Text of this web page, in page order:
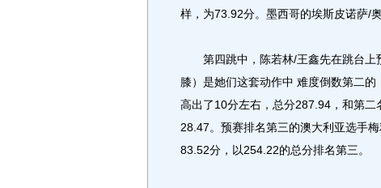
样，为73.92分。墨西哥的埃斯皮诺萨/
第四跳中，陈若林/王鑫先在跳台上
膝）是她们这套动作中 难度倒数第二
高出了10分左右，总分287.94，和第二
28.47。预赛排名第三的澳大利亚选手
83.52分，以254.22的总分排名第三。